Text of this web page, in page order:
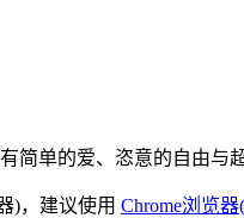
单的爱、恣意的自由
)，建议使用 Chrome浏览